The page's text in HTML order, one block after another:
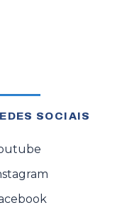
SOCIAIS